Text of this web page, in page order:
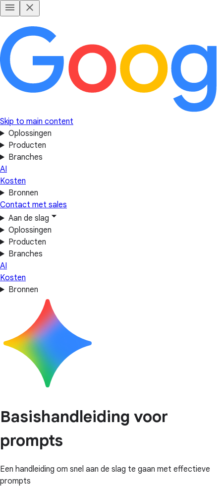
Skip to main content
Oplossingen
Producten
Branches
AI
Kosten
Bronnen
Contact met sales
Aan de slag
Oplossingen
Producten
Branches
AI
Kosten
Bronnen
Basishandleiding voor
prompts
Een handleiding om snel aan de slag te gaan met effectieve
prompts